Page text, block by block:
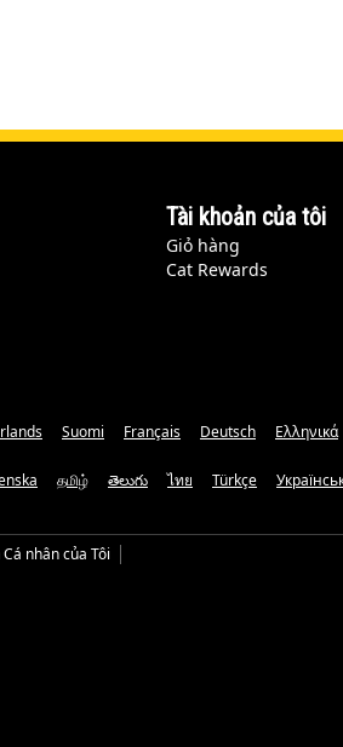
Tài khoản của tôi
Giỏ hàng
Cat Rewards
Suomi Français Deutsch Ελληνικά
தமிழ் తెలుగు ไทย Türkçe
nhân của Tôi